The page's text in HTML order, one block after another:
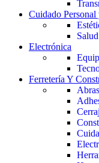
Cuidado Personal
Salud
Electrónica
Ferretería Y